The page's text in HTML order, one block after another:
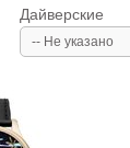
Дайверские
-- Не указано